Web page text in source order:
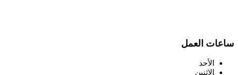
ساعات العمل
الأحد
الاثنين